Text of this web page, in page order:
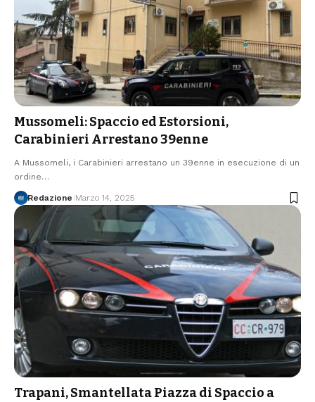
Mussomeli: Spaccio ed Estorsioni,
Carabinieri Arrestano 39enne
A Mussomeli, i Carabinieri arrestano un 39enne in esecuzione di un
ordine…
Redazione Marzo 14, 2025
Trapani, Smantellata Piazza di Spaccio a